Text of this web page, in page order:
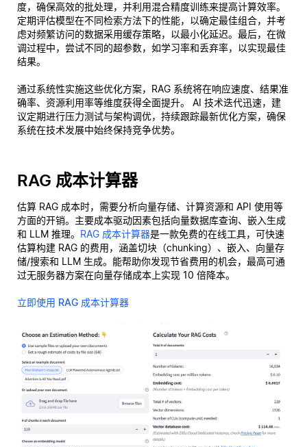
度，确保高效的批处理，并利用混合精度训练来提高计算效率。
定期评估模型在不同检索方法下的性能，以确定最佳组合，并考
虑对频繁访问的数据采用缓存策略，以最小化延迟。最后，在微
调过程中，尝试不同的超参数，如学习率和丢弃率，以实现最佳
结果。
通过系统性实施这些优化方案，RAG 系统将在响应速度、结果准
确率、资源利用率等维度获得全面提升。 AI 技术迭代迅速，建
议定期进行压力测试与架构调优，持续跟踪最新优化方案，确保
系统在技术发展中始终保持竞争优势。
RAG 成本计算器
估算 RAG 成本时，需要分析向量存储、计算资源和 API 使用等
方面的开销。主要成本驱动因素包括向量数据库查询、嵌入生成
和 LLM 推理。 RAG 成本计算器是一款免费的在线工具，可快速
估算构建 RAG 的费用，涵盖切块（chunking）、嵌入、向量存
储/搜索和 LLM 生成。能帮助你发现节省费用的机会，最高可通
过无服务器方案在向量存储成本上实现 10 倍降本。
立即使用 RAG 成本计算器